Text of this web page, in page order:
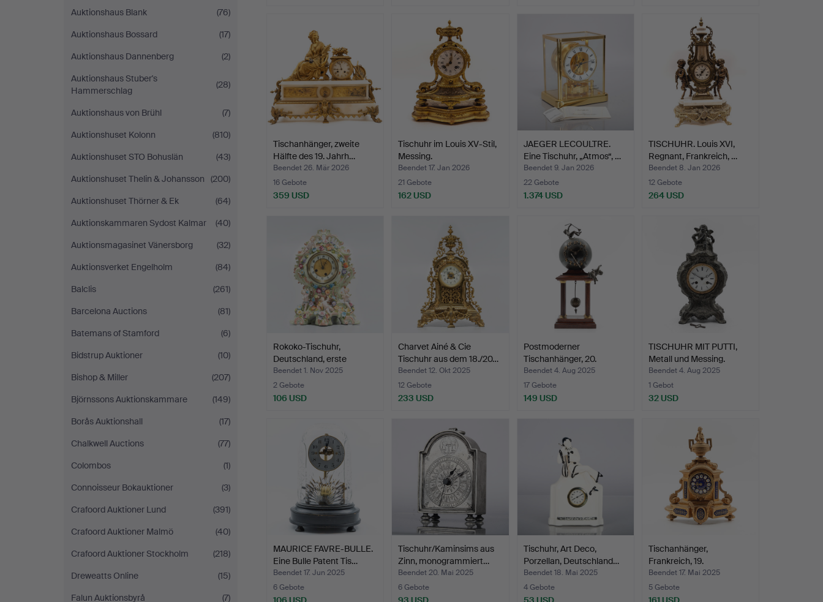
Auktionshaus Blank
(76)
Auktionshaus Bossard
(17)
Auktionshaus Dannenberg
(2)
Auktionshaus Stuber's
Hammerschlag
(28)
Auktionshaus von Brühl
(7)
Auktionshuset Kolonn
(810)
Auktionshuset STO Bohuslän
(43)
Auktionshuset Thelin & Johansson
(200)
Auktionshuset Thörner & Ek
(64)
Auktionskammaren Sydost Kalmar
(40)
Auktionsmagasinet Vänersborg
(32)
Auktionsverket Engelholm
(84)
Balclis
(261)
Barcelona Auctions
(81)
Batemans of Stamford
(6)
Bidstrup Auktioner
(10)
Bishop & Miller
(207)
Björnssons Auktionskammare
(149)
Borås Auktionshall
(17)
Chalkwell Auctions
(77)
Colombos
(1)
Connoisseur Bokauktioner
(3)
Crafoord Auktioner Lund
(391)
Crafoord Auktioner Malmö
(40)
Crafoord Auktioner Stockholm
(218)
Dreweatts Online
(15)
Falun Auktionsbyrå
(7)
Tischanhänger, zweite
Hälfte des 19. Jahrh…
Beendet 26. Mär 2026
16 Gebote
359 USD
Tischuhr im Louis XV-Stil,
Messing.
Beendet 17. Jan 2026
21 Gebote
162 USD
JAEGER LECOULTRE.
Eine Tischuhr, „Atmos“, …
Beendet 9. Jan 2026
22 Gebote
1.374 USD
TISCHUHR. Louis XVI,
Regnant, Frankreich, …
Beendet 8. Jan 2026
12 Gebote
264 USD
Rokoko-Tischuhr,
Deutschland, erste
Hälfte…
Beendet 1. Nov 2025
2 Gebote
106 USD
Charvet Ainé & Cie
Tischuhr aus dem 18./20…
Beendet 12. Okt 2025
12 Gebote
233 USD
Postmoderner
Tischanhänger, 20.
Jahrhunder…
Beendet 4. Aug 2025
17 Gebote
149 USD
TISCHUHR MIT PUTTI,
Metall und Messing.
Beendet 4. Aug 2025
1 Gebot
32 USD
MAURICE FAVRE-BULLE.
Eine Bulle Patent Tis…
Beendet 17. Jun 2025
6 Gebote
Tischuhr/Kaminsims aus
Zinn, monogrammiert…
Beendet 20. Mai 2025
6 Gebote
Tischuhr, Art Deco,
Porzellan, Deutschland…
Beendet 18. Mai 2025
4 Gebote
Tischanhänger,
Frankreich, 19.
Jahrhundert.
Beendet 17. Mai 2025
5 Gebote